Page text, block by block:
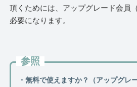
頂くためには、アップグレード会員
必要になります。
参照
・無料で使えますか？（アップグレ